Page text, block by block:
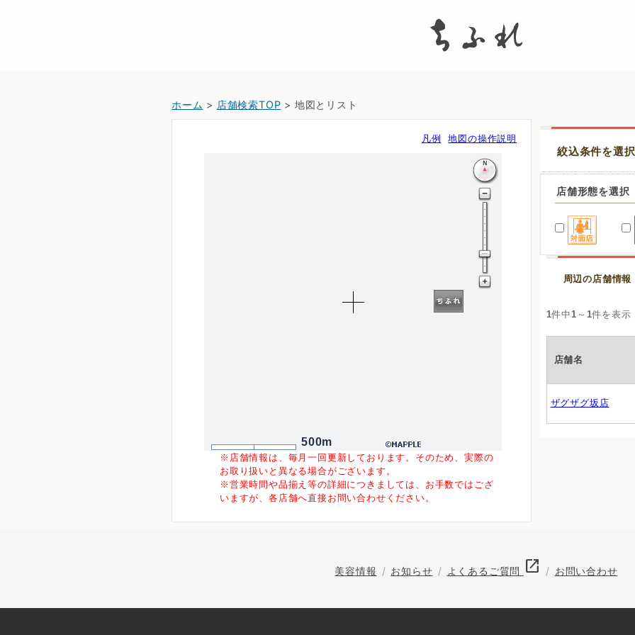
ホーム > 店舗検索TOP > 地図とリスト
凡例 地図の操作説明
500m
※店舗情報は、毎月一回更新しております。そのため、実際の
お取り扱いと異なる場合がございます。
※営業時間や品揃え等の詳細につきましては、お手数ではござ
いますが、各店舗へ直接お問い合わせください。
絞込条件を選
店舗形態を選択
周辺の店舗情報
1件中 1 ～ 1件を表示
店舗名
ザグザグ坂店
美容情報 お知らせ よくあるご質問 open_in_new お問い合わせ